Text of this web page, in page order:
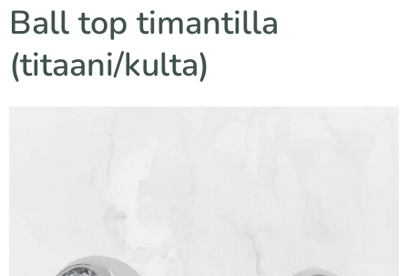
Ball top timantilla
(titaani/kulta)